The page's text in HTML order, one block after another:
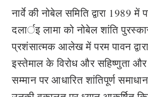
नार्वे की नोबेल समिति द्वारा 1989 में
दलार्इ लामा को नोबेल शांति
प्रशंसात्मक आलेख में परम पावन
इस्तेमाल के विरोध और सहिष्णुता और
सम्मान पर आधारित शांतिपूर्ण